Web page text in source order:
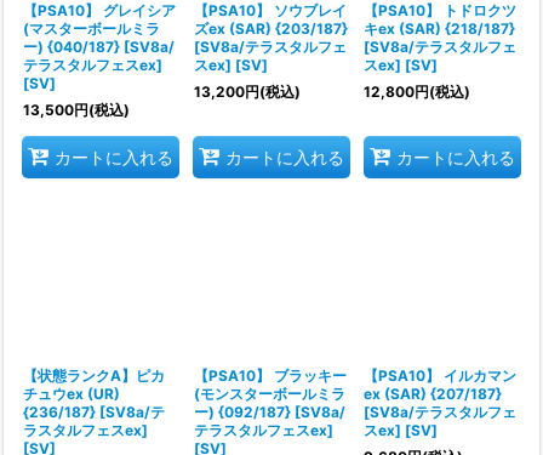
【PSA10】 グレイシア
(マスターボールミラ
ー) {040/187} [SV8a/
テラスタルフェスex]
[SV]
13,500円(税込)
カートに入れる
【PSA10】 ソウブレイ
ズex (SAR) {203/187}
[SV8a/テラスタルフェ
スex] [SV]
13,200円(税込)
カートに入れる
【PSA10】 トドロクツ
キex (SAR) {218/187}
[SV8a/テラスタルフェ
スex] [SV]
12,800円(税込)
カートに入れる
【状態ランクA】ピカ
チュウex (UR)
{236/187} [SV8a/テ
ラスタルフェスex]
[SV]
【PSA10】 ブラッキー
(モンスターボールミラ
ー) {092/187} [SV8a/
テラスタルフェスex]
[SV]
【PSA10】 イルカマン
ex (SAR) {207/187}
[SV8a/テラスタルフェ
スex] [SV]